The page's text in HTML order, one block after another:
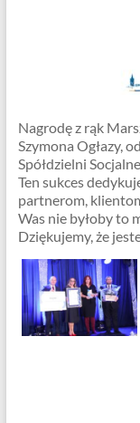
Nagrodę z rąk
Szymona Ogłazy,
Spółdzielni
Ten sukces
partnerom,
Was nie byłoby to
Dziękujemy, że